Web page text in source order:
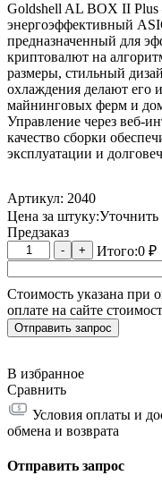
Goldshell AL BOX II
энергоэффективный
предназначенный для
криптовалют на
размеры, стильный
охлаждения делают его
майнинговых ферм и
Управление через веб-
качество сборки
эксплуатации и
Артикул: 2040
Цена за штуку:Уточнить
Предзаказ
Количество
товара
Goldshell
AL
BOX
II
- + Итого:0₽
Стоимость указана при
оплате на сайте
Отправить запрос
В избранное
Сравнить
Условия оплаты и
обмена и возврата
Отправить запрос